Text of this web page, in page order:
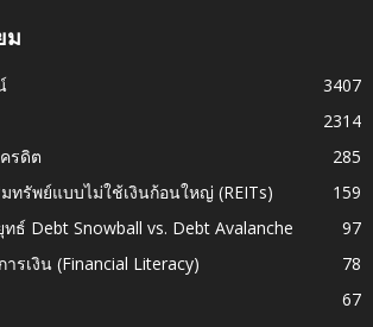
ม
3407
2314
รดิต
285
ทรัพย์แบบไม่ใช้เงินก้อนใหญ่ (REITs)
159
ธ์ Debt Snowball vs. Debt Avalanche
97
รเงิน (Financial Literacy)
78
67